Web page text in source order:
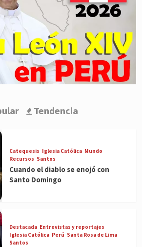
Tendencia
Catequesis Iglesia Católica Mundo
Recursos Santos
Cuando el diablo se enojó con
Santo Domingo
Destacada Entrevistas y reportajes
Iglesia Católica Perú Santa Rosa de Lima
Santos